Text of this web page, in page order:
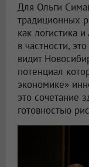
Для Ольги
традиционных
как логистика
в частности,
видит
потенциал
экономике»
это сочетание
готовностью